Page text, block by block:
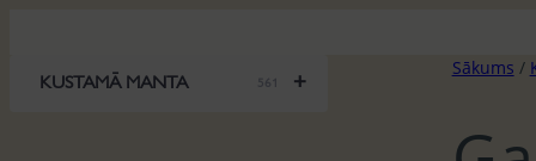
saturu
+
KUSTAMĀ MANTA 561
Sākums /